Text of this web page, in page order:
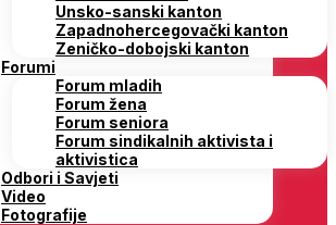
Unsko-sanski kanton
Zapadnohercegovački kanton
Zeničko-dobojski kanton
Forumi
Forum mladih
Forum žena
Forum seniora
Forum sindikalnih aktivista i
aktivistica
Odbori i Savjeti
Video
Fotografije